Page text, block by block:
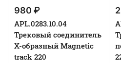
980 ₽
APL.0283.10.04
Трековый соединитель
Х-образный Magnetic
track 220